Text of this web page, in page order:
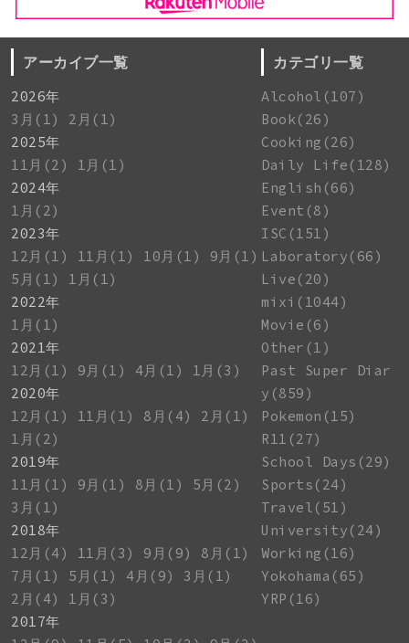
アーカイブ一覧
2026年
3月(1)
2月(1)
2025年
11月(2)
1月(1)
2024年
1月(2)
2023年
12月(1)
11月(1) 10月(1)
9月(1)
5月(1)
1月(1)
2022年
1月(1)
2021年
12月(1)
9月(1) 4月(1)
1月(3)
2020年
12月(1)
11月(1) 8月(4)
2月(1)
1月(2)
2019年
11月(1)
9月(1) 8月(1)
5月(2)
3月(1)
2018年
12月(4)
11月(3) 9月(9)
8月(1)
7月(1)
5月(1) 4月(9)
3月(1)
2月(4)
1月(3)
2017年
カテゴリ一覧
Alcohol(107)
Book(26)
Cooking(26)
Daily Life(128)
English(66)
Event(8)
ISC(151)
Laboratory(66)
Live(20)
mixi(1044)
Movie(6)
Other(1)
Past Super Diar
y(859)
Pokemon(15)
R11(27)
School Days(29)
Sports(24)
Travel(51)
University(24)
Working(16)
Yokohama(65)
YRP(16)